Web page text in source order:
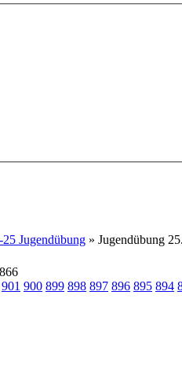
Jugendübung » Jugendübung
901 900 899 898 897 896 895 894